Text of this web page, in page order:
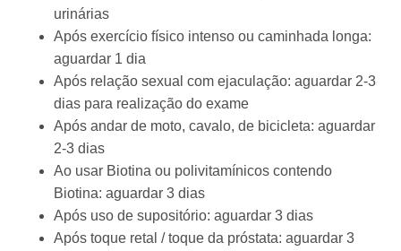
urinárias
Após exercício físico intenso ou caminhada longa:
aguardar 1 dia
Após relação sexual com ejaculação: aguardar 2-3
dias para realização do exame
Após andar de moto, cavalo, de bicicleta: aguardar
2-3 dias
Ao usar Biotina ou polivitamínicos contendo
Biotina: aguardar 3 dias
Após uso de supositório: aguardar 3 dias
Após toque retal / toque da próstata: aguardar 3